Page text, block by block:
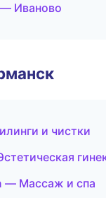
— Иваново
и чистки
— Массаж и спа